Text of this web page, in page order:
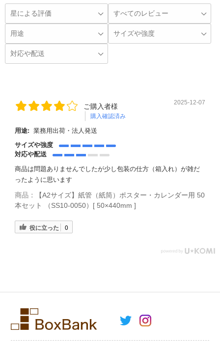
ご購入者様
購入確認済み
2025-12-07
用途: 業務用出荷・法人発送
サイズや強度
対応や配送
商品は問題ありませんでしたが少し包装の仕方（箱入れ）が雑だ
ったように思います
商品：
【A2サイズ】紙管（紙筒）ポスター・カレンダー用 50
本セット （SS10-0050）[ 50×440mm ]
役に立った 0